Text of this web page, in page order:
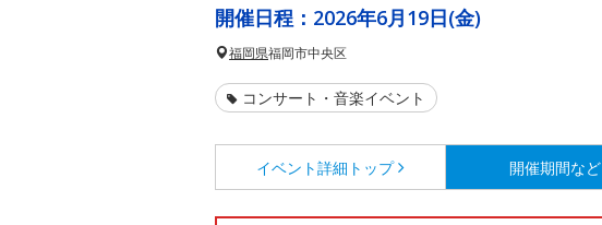
開催日程： 2026年6月19日(金)
福岡県福岡市中央区
コンサート・音楽イベント
イベント詳細 トップ 開催期間など